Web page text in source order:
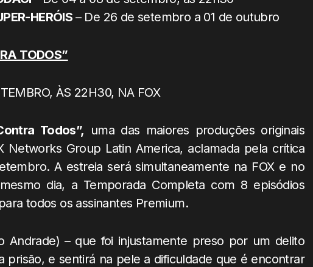
HERÓIS – De 26 de setembro a 01 de outubro
TODOS”
ÀS 22H30, NA FOX
Todos”, uma das maiores produções originais
Networks Group Latin America, aclamada pela crítica
A estreia será simultaneamente na FOX e no
dia, a Temporada Completa com 8 episódios
todos os assinantes Premium.
Andrade) – que foi injustamente preso por um delito
prisão, e sentirá na pele a dificuldade que é encontrar